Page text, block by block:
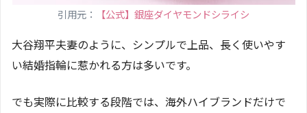
引用元： 【公式】銀座ダイヤモンドシライシ
大谷翔平夫妻のように、シンプルで上品、長く使いやす
い結婚指輪に惹かれる方は多いです。
でも実際に比較する段階では、海外ハイブランドだけで